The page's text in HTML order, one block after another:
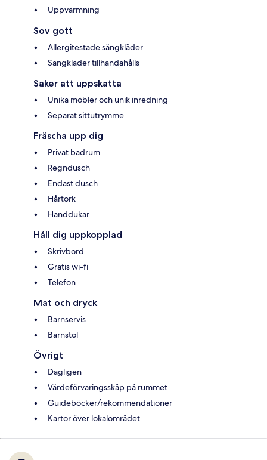
Uppvärmning
Sov gott
Allergitestade sängkläder
Sängkläder tillhandahålls
Saker att uppskatta
Unika möbler och unik inredning
Separat sittutrymme
Fräscha upp dig
Privat badrum
Regndusch
Endast dusch
Hårtork
Handdukar
Håll dig uppkopplad
Skrivbord
Gratis wi-fi
Telefon
Mat och dryck
Barnservis
Barnstol
Övrigt
Dagligen
Värdeförvaringsskåp på rummet
Guideböcker/rekommendationer
Kartor över lokalområdet